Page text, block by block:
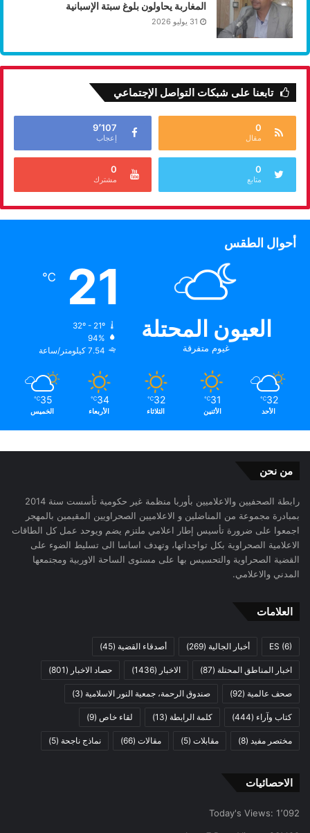
المغاربة يحاولون بلوغ سبتة الإسبانية
31 يوليو 2026
تابعنا على شبكات التواصل الإجتماعي
0
مقال
9٬107
إعجاب
0
متابع
0
مشترك
أحوال الطقس
العيون المحتلة
غيوم متفرقة
21
℃
32º - 21º
94%
7.54 كيلومتر/ساعة
32
℃
الأحد
31
℃
الأثنين
32
℃
الثلاثاء
34
℃
الأربعاء
35
℃
الخميس
من نحن
رابطة الصحفيين والاعلاميين بأوربا منظمة غير حكومية تأسست سنة 2014
بمبادرة مجموعة من المناضلين و الاعلاميين الصحراويين المقيمين بالمهجر
اجمعوا على ضرورة تأسيس إطار اعلامي ملتزم يضم ويوحد عمل كل الطاقات
الاعلامية الصحراوية بكل تواجداتها، وتهدف اساسا الى تسليط الضوء على
القضية الصحراوية والتحسيس بها على مستوى الساحة الاوربية ومجتمعها
المدني والاعلامي.
العلامات
ES (6) أخبار الجالية (269) أصدقاء القضية (45)
اخبار المناطق المحتلة (87) الاخبار (1436) حصاد الاخبار (801)
صحف عالمية (92) صندوق الرحمة، جمعية النور الاسلامية (3)
كتاب وآراء (444) كلمة الرابطة (13) لقاء خاص (9)
مختصر مفيد (8) مقابلات (5) مقالات (66) نماذج ناجحة (5)
الاحصائيات
Today's Views: 1٬092